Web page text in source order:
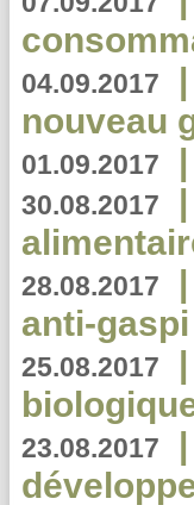
04.09.2017 |
nouveau
01.09.2017 |
30.08.2017 |
28.08.2017 |
anti-gaspi
25.08.2017 |
23.08.2017 |